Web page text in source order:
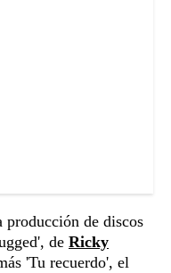
de discos
de Ricky
'Tu recuerdo', el